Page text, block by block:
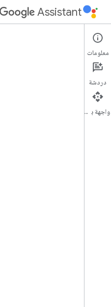
Assistant
Conversational Actions
التعرَّف على الأساسيات
معلومات
دردشة
واجهة برمجة التطبيقات